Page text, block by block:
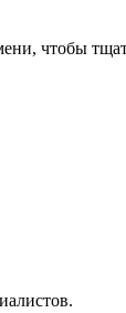
чтобы